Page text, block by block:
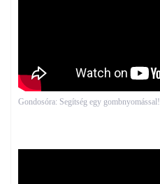
Gondosóra: Segítség egy gombnyomással!